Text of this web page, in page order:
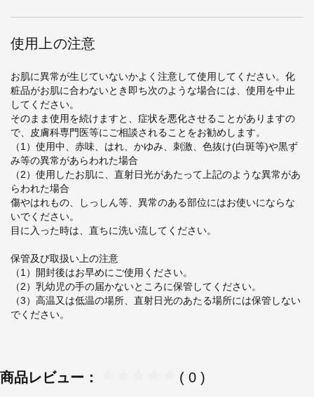
使用上の注意
お肌に異常が生じていないかよく注意して使用してください。化
粧品がお肌に合わないとき即ち次のような場合には、使用を中止
してください。
そのまま使用を続けますと、症状を悪化させることがありますの
で、皮膚科専門医等にご相談されることをお勧めします。
（1）使用中、赤味、はれ、かゆみ、刺激、色抜け(白斑等)や黒ず
み等の異常があらわれた場合
（2）使用したお肌に、直射日光があたって上記のような異常があ
らわれた場合
傷やはれもの、しっしん等、異常のある部位にはお使いにならな
いでください。
目に入った時は、直ちに洗い流してください。
保管及び取扱い上の注意
（1）開封後はお早めにご使用ください。
（2）乳幼児の手の届かないところに保管してください。
（3）高温又は低温の場所、直射日光のあたる場所には保管しない
でください。
商品レビュー： ( 0 )